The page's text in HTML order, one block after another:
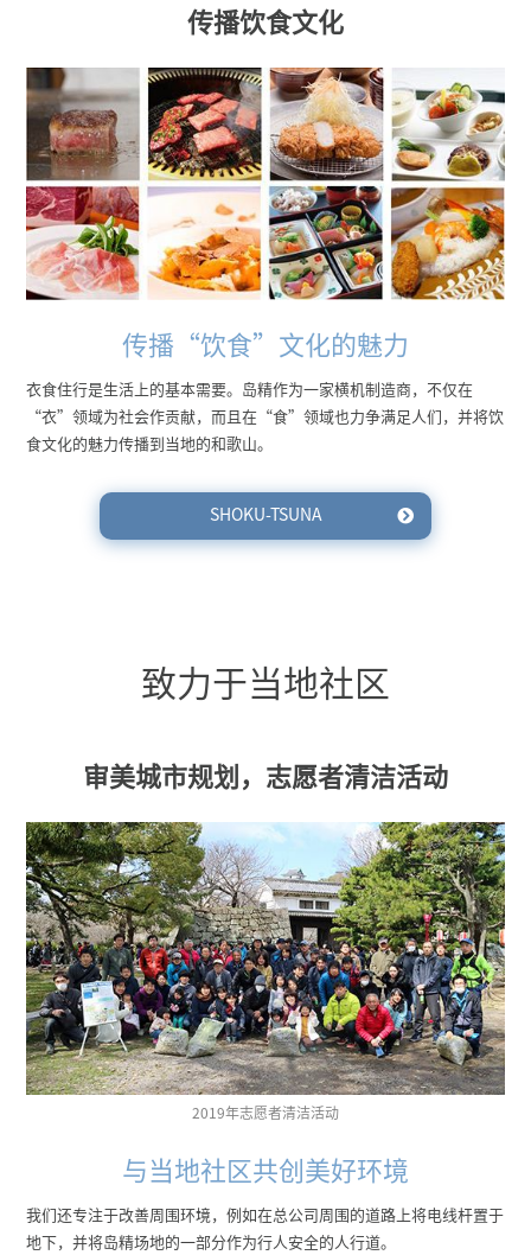
传播饮食文化
传播“饮食”文化的魅力
衣食住行是生活上的基本需要。岛精作为一家横机制造商，不仅在
“衣”领域为社会作贡献，而且在“食”领域也力争满足人们，并将饮
食文化的魅力传播到当地的和歌山。
SHOKU-TSUNA
致力于当地社区
审美城市规划，志愿者清洁活动
2019年志愿者清洁活动
与当地社区共创美好环境
我们还专注于改善周围环境，例如在总公司周围的道路上将电线杆置于
地下，并将岛精场地的一部分作为行人安全的人行道。